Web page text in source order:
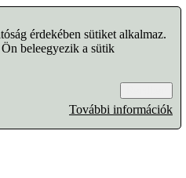
érdekében sütiket alkalmaz.
beleegyezik a sütik
További információk